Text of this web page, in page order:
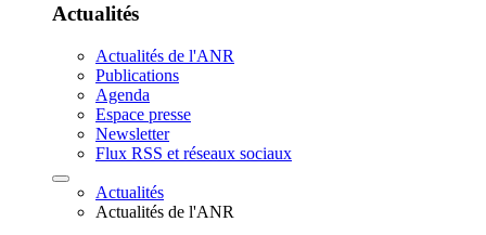
Actualités
Actualités de l'ANR
Publications
Agenda
Espace presse
Newsletter
Flux RSS et réseaux sociaux
Actualités
Actualités de l'ANR